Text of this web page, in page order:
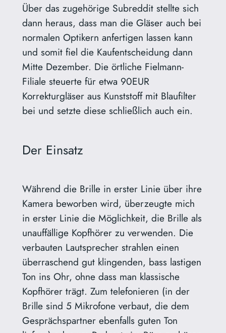
Über das zugehörige Subreddit stellte sich
dann heraus, dass man die Gläser auch bei
normalen Optikern anfertigen lassen kann
und somit fiel die Kaufentscheidung dann
Mitte Dezember. Die örtliche Fielmann-
Filiale steuerte für etwa 90EUR
Korrekturgläser aus Kunststoff mit Blaufilter
bei und setzte diese schließlich auch ein.
Der Einsatz
Während die Brille in erster Linie über ihre
Kamera beworben wird, überzeugte mich
in erster Linie die Möglichkeit, die Brille als
unauffällige Kopfhörer zu verwenden. Die
verbauten Lautsprecher strahlen einen
überraschend gut klingenden, bass lastigen
Ton ins Ohr, ohne dass man klassische
Kopfhörer trägt. Zum telefonieren (in der
Brille sind 5 Mikrofone verbaut, die dem
Gesprächspartner ebenfalls guten Ton